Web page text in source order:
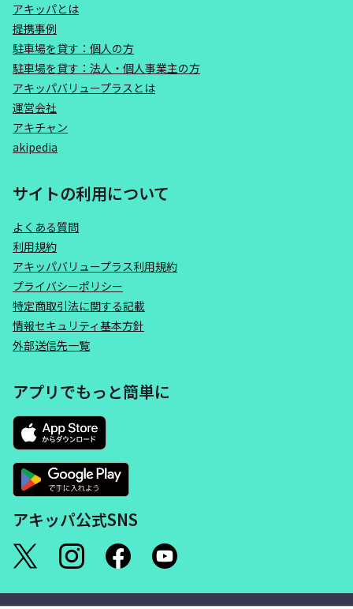
アキッパとは
提携事例
駐車場を貸す：個人の方
駐車場を貸す：法人・個人事業主の方
アキッパバリュープラスとは
運営会社
アキチャン
akipedia
サイトの利用について
よくある質問
利用規約
アキッパバリュープラス利用規約
プライバシーポリシー
特定商取引法に関する記載
情報セキュリティ基本方針
外部送信先一覧
アプリでもっと簡単に
アキッパ公式SNS